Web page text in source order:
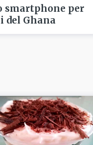
smartphone per
del Ghana